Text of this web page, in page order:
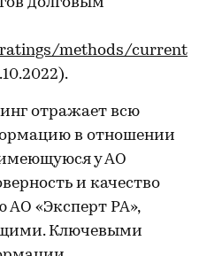
methods/current
отражает всю
в отношении
у АО
и качество
АО «Эксперт РА»,
Ключевыми